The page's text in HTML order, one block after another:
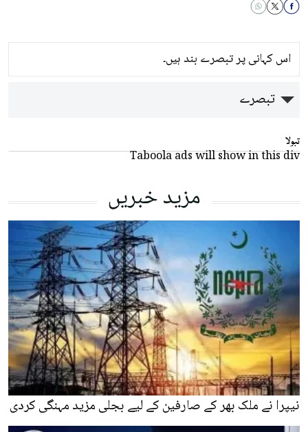
اس کہانی پر تبصرے بند ہیں۔
تبصرے
تبولا
Taboola ads will show in this div
مزید خبریں
نیپرا نے ملک بھر کے صارفین کے لیے بجلی مزید مہنگی کردی